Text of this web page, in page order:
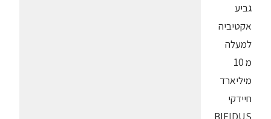
גביע
אקטיביה
למעלה
מ 10
מיליארד
חיידקי